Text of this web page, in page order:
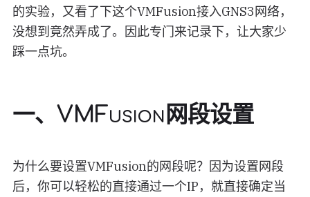
的实验，又看了下这个VMFusion接入GNS3网络，
没想到竟然弄成了。因此专门来记录下，让大家少
踩一点坑。
一、VMFusion网段设置
为什么要设置VMFusion的网段呢？因为设置网段
后，你可以轻松的直接通过一个IP，就直接确定当